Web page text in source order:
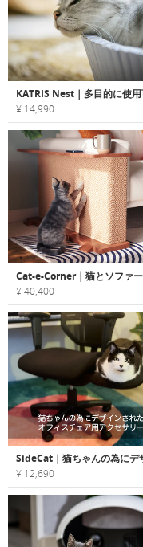
¥ 14,990
¥ 40,400
¥ 12,690